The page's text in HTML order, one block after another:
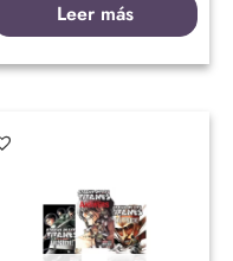
Leer más